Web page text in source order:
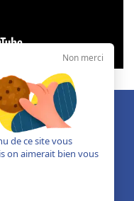
Non merci
de ce site vous
on aimerait bien vous